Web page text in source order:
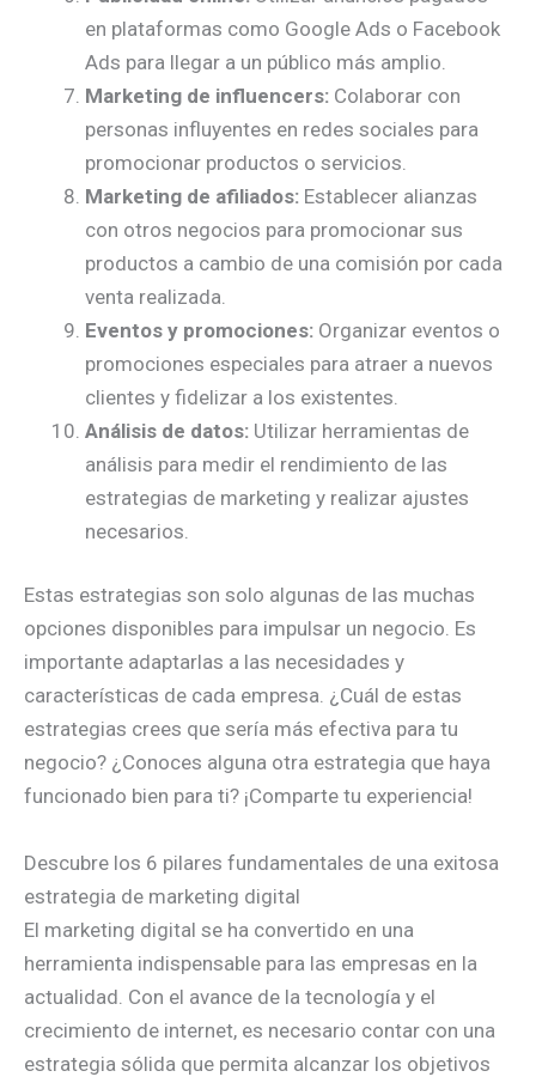
en plataformas como Google Ads o Facebook
Ads para llegar a un público más amplio.
Marketing de influencers: Colaborar con
personas influyentes en redes sociales para
promocionar productos o servicios.
Marketing de afiliados: Establecer alianzas
con otros negocios para promocionar sus
productos a cambio de una comisión por cada
venta realizada.
Eventos y promociones: Organizar eventos o
promociones especiales para atraer a nuevos
clientes y fidelizar a los existentes.
Análisis de datos: Utilizar herramientas de
análisis para medir el rendimiento de las
estrategias de marketing y realizar ajustes
necesarios.
Estas estrategias son solo algunas de las muchas
opciones disponibles para impulsar un negocio. Es
importante adaptarlas a las necesidades y
características de cada empresa. ¿Cuál de estas
estrategias crees que sería más efectiva para tu
negocio? ¿Conoces alguna otra estrategia que haya
funcionado bien para ti? ¡Comparte tu experiencia!
Descubre los 6 pilares fundamentales de una exitosa
estrategia de marketing digital
El marketing digital se ha convertido en una
herramienta indispensable para las empresas en la
actualidad. Con el avance de la tecnología y el
crecimiento de internet, es necesario contar con una
estrategia sólida que permita alcanzar los objetivos